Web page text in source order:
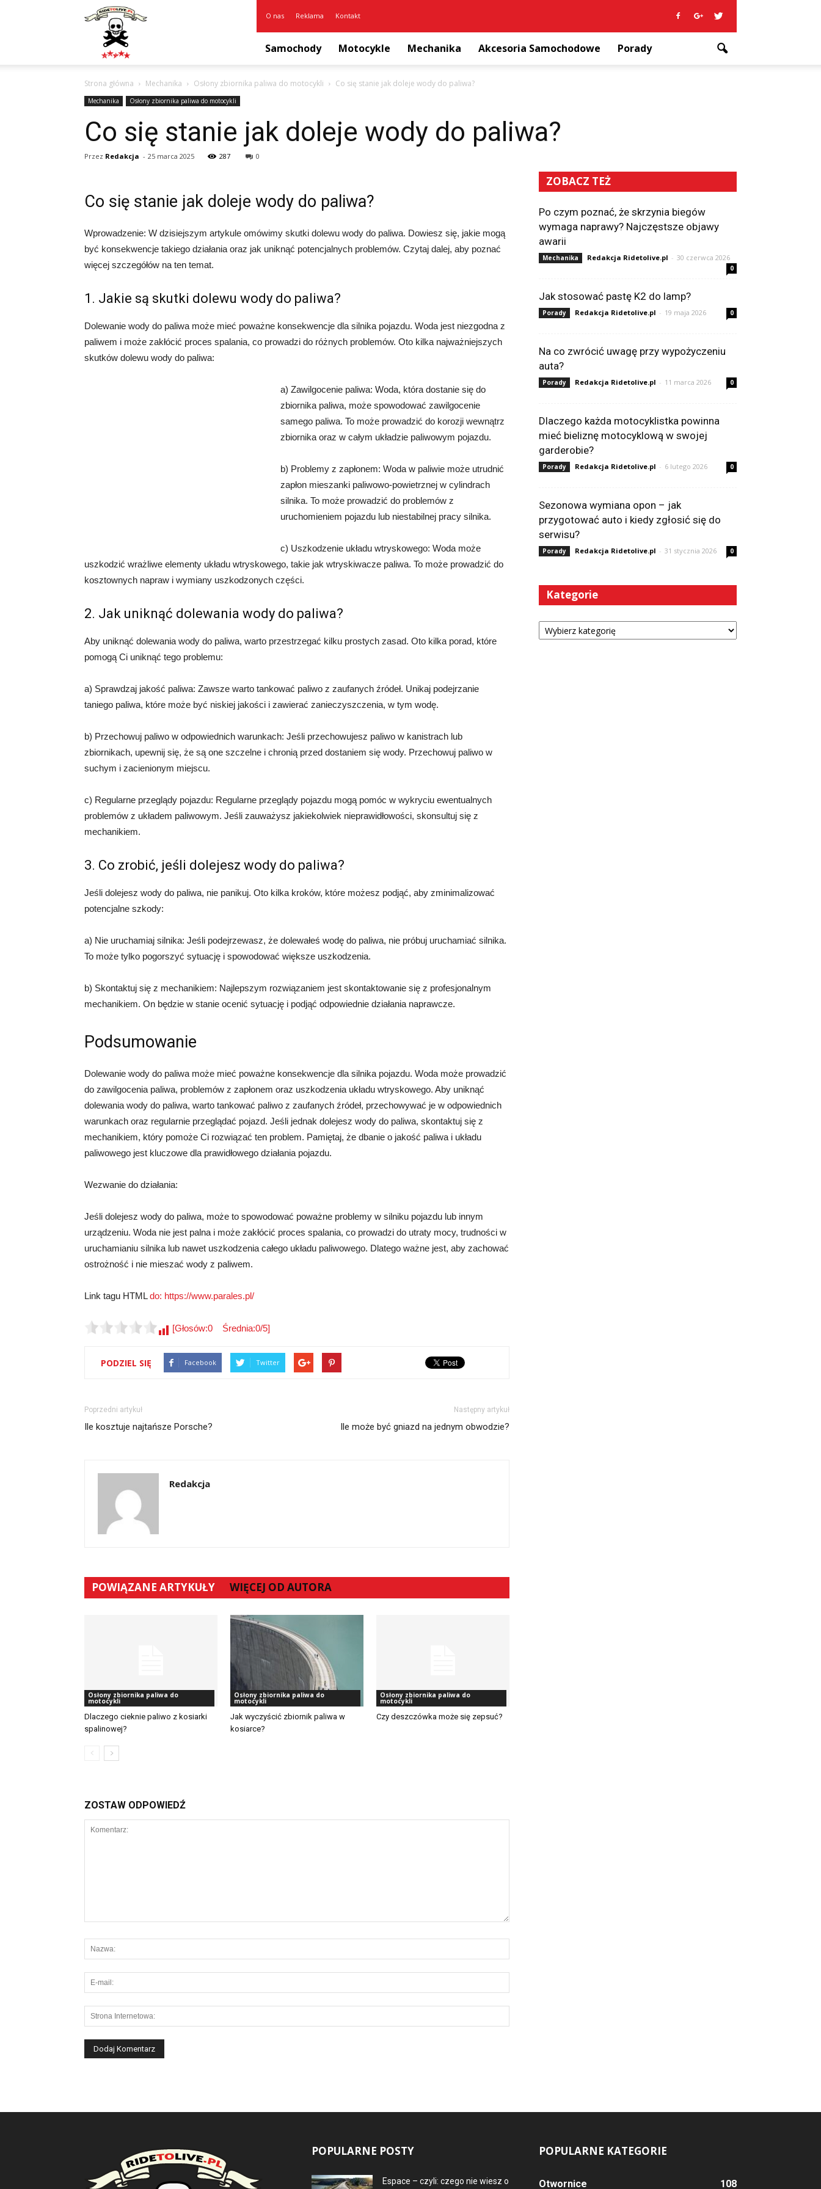
RideToLive.pl
O nas Reklama Kontakt
Samochody Motocykle Mechanika Akcesoria Samochodowe Porady
Strona główna Mechanika Osłony zbiornika paliwa do motocykli Co się stanie jak doleje wody do paliwa?
Mechanika Osłony zbiornika paliwa do motocykli
Co się stanie jak doleje wody do paliwa?
Przez Redakcja - 25 marca 2025 287 0
Co się stanie jak doleje wody do paliwa?
Wprowadzenie: W dzisiejszym artykule omówimy skutki dolewu wody do paliwa. Dowiesz się, jakie mogą
być konsekwencje takiego działania oraz jak uniknąć potencjalnych problemów. Czytaj dalej, aby poznać
więcej szczegółów na ten temat.
1. Jakie są skutki dolewu wody do paliwa?
Dolewanie wody do paliwa może mieć poważne konsekwencje dla silnika pojazdu. Woda jest niezgodna z
paliwem i może zakłócić proces spalania, co prowadzi do różnych problemów. Oto kilka najważniejszych
skutków dolewu wody do paliwa:
a) Zawilgocenie paliwa: Woda, która dostanie się do
zbiornika paliwa, może spowodować zawilgocenie
samego paliwa. To może prowadzić do korozji wewnątrz
zbiornika oraz w całym układzie paliwowym pojazdu.
b) Problemy z zapłonem: Woda w paliwie może utrudnić
zapłon mieszanki paliwowo-powietrznej w cylindrach
silnika. To może prowadzić do problemów z
uruchomieniem pojazdu lub niestabilnej pracy silnika.
c) Uszkodzenie układu wtryskowego: Woda może
uszkodzić wrażliwe elementy układu wtryskowego, takie jak wtryskiwacze paliwa. To może prowadzić do
kosztownych napraw i wymiany uszkodzonych części.
2. Jak uniknąć dolewania wody do paliwa?
Aby uniknąć dolewania wody do paliwa, warto przestrzegać kilku prostych zasad. Oto kilka porad, które
pomogą Ci uniknąć tego problemu:
a) Sprawdzaj jakość paliwa: Zawsze warto tankować paliwo z zaufanych źródeł. Unikaj podejrzanie
taniego paliwa, które może być niskiej jakości i zawierać zanieczyszczenia, w tym wodę.
b) Przechowuj paliwo w odpowiednich warunkach: Jeśli przechowujesz paliwo w kanistrach lub
zbiornikach, upewnij się, że są one szczelne i chronią przed dostaniem się wody. Przechowuj paliwo w
suchym i zacienionym miejscu.
c) Regularne przeglądy pojazdu: Regularne przeglądy pojazdu mogą pomóc w wykryciu ewentualnych
problemów z układem paliwowym. Jeśli zauważysz jakiekolwiek nieprawidłowości, skonsultuj się z
mechanikiem.
3. Co zrobić, jeśli dolejesz wody do paliwa?
Jeśli dolejesz wody do paliwa, nie panikuj. Oto kilka kroków, które możesz podjąć, aby zminimalizować
potencjalne szkody:
a) Nie uruchamiaj silnika: Jeśli podejrzewasz, że dolewałeś wodę do paliwa, nie próbuj uruchamiać silnika.
To może tylko pogorszyć sytuację i spowodować większe uszkodzenia.
b) Skontaktuj się z mechanikiem: Najlepszym rozwiązaniem jest skontaktowanie się z profesjonalnym
mechanikiem. On będzie w stanie ocenić sytuację i podjąć odpowiednie działania naprawcze.
Podsumowanie
Dolewanie wody do paliwa może mieć poważne konsekwencje dla silnika pojazdu. Woda może prowadzić
do zawilgocenia paliwa, problemów z zapłonem oraz uszkodzenia układu wtryskowego. Aby uniknąć
dolewania wody do paliwa, warto tankować paliwo z zaufanych źródeł, przechowywać je w odpowiednich
warunkach oraz regularnie przeglądać pojazd. Jeśli jednak dolejesz wody do paliwa, skontaktuj się z
mechanikiem, który pomoże Ci rozwiązać ten problem. Pamiętaj, że dbanie o jakość paliwa i układu
paliwowego jest kluczowe dla prawidłowego działania pojazdu.
Wezwanie do działania:
Jeśli dolejesz wody do paliwa, może to spowodować poważne problemy w silniku pojazdu lub innym
urządzeniu. Woda nie jest palna i może zakłócić proces spalania, co prowadzi do utraty mocy, trudności w
uruchamianiu silnika lub nawet uszkodzenia całego układu paliwowego. Dlatego ważne jest, aby zachować
ostrożność i nie mieszać wody z paliwem.
Link tagu HTMLdo: https://www.parales.pl/
[Głosów:0 Średnia:0/5]
PODZIEL SIĘ Facebook Twitter
Poprzedni artykuł
Ile kosztuje najtańsze Porsche?
Następny artykuł
Ile może być gniazd na jednym obwodzie?
Redakcja
POWIĄZANE ARTYKUŁY WIĘCEJ OD AUTORA
Osłony zbiornika paliwa do
motocykli
Dlaczego cieknie paliwo z kosiarki
spalinowej?
Osłony zbiornika paliwa do
motocykli
Jak wyczyścić zbiornik paliwa w
kosiarce?
Osłony zbiornika paliwa do
motocykli
Czy deszczówka może się zepsuć?
ZOSTAW ODPOWIEDŹ
ZOBACZ TEŻ
Po czym poznać, że skrzynia biegów
wymaga naprawy? Najczęstsze objawy
awarii
Mechanika Redakcja Ridetolive.pl - 30 czerwca 2026
0
Jak stosować pastę K2 do lamp?
Porady Redakcja Ridetolive.pl - 19 maja 2026 0
Na co zwrócić uwagę przy wypożyczeniu
auta?
Porady Redakcja Ridetolive.pl - 11 marca 2026 0
Dlaczego każda motocyklistka powinna
mieć bieliznę motocyklową w swojej
garderobie?
Porady Redakcja Ridetolive.pl - 6 lutego 2026 0
Sezonowa wymiana opon – jak
przygotować auto i kiedy zgłosić się do
serwisu?
Porady Redakcja Ridetolive.pl - 31 stycznia 2026 0
Kategorie
Kategorie
POPULARNE POSTY
Espace – czyli: czego nie wiesz o
POPULARNE KATEGORIE
Otwornice 108